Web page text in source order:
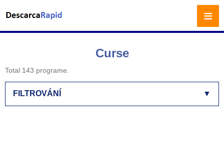
Curse
Total 143 programe.
▼
FILTROVÁNÍ
≡